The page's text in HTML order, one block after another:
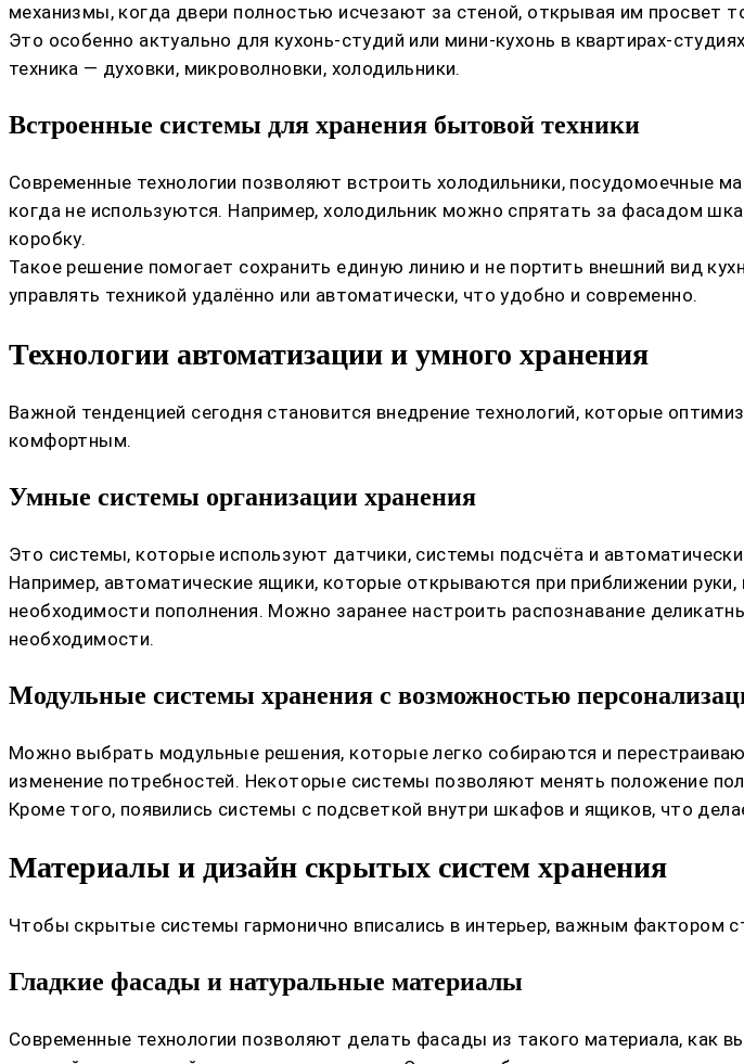
механизмы, когда двери полностью исчезают за стеной, открывая им просвет
Это особенно актуально для кухонь-студий или мини-кухонь в квартирах-
техника — духовки, микроволновки, холодильники.
Встроенные системы для хранения бытовой техники
Современные технологии позволяют встроить холодильники, посудомоечные
когда не используются. Например, холодильник можно спрятать за фасадом
коробку.
Такое решение помогает сохранить единую линию и не портить внешний вид
управлять техникой удалённо или автоматически, что удобно и современно.
Технологии автоматизации и умного хранения
Важной тенденцией сегодня становится внедрение технологий, которые
комфортным.
Умные системы организации хранения
Это системы, которые используют датчики, системы подсчёта и
Например, автоматические ящики, которые открываются при приближении
необходимости пополнения. Можно заранее настроить распознавание
необходимости.
Модульные системы хранения с возможностью
Можно выбрать модульные решения, которые легко собираются и
изменение потребностей. Некоторые системы позволяют менять положение
Кроме того, появились системы с подсветкой внутри шкафов и ящиков, что
Материалы и дизайн скрытых систем хранения
Чтобы скрытые системы гармонично вписались в интерьер, важным фактором
Гладкие фасады и натуральные материалы
Современные технологии позволяют делать фасады из такого материала, как